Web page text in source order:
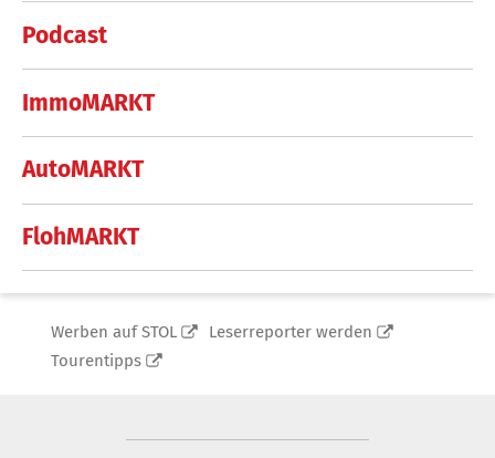
Podcast
ImmoMARKT
AutoMARKT
FlohMARKT
Werben auf STOL
Leserreporter werden
Tourentipps